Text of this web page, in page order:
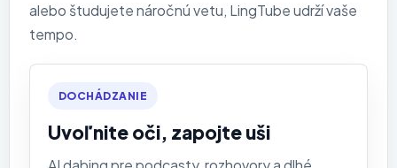
alebo študujete náročnú vetu, LingTube udrží vaše
tempo.
DOCHÁDZANIE
Uvoľnite oči, zapojte uši